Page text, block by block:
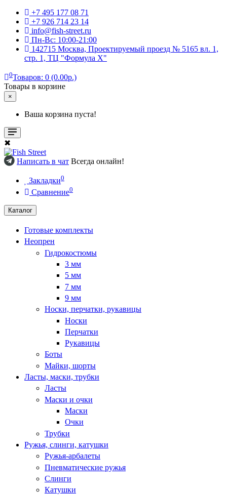
+7 495 177 08 71
+7 926 714 23 14
info@fish-street.ru
Пн-Вс: 10:00-21:00
142715 Москва, Проектируемый проезд № 5165 вл. 1,
стр. 1, ТЦ "Формула X"
0Товаров: 0 (0.00р.)
Товары в корзине
×
Ваша корзина пуста!
✖
Написать в чат Всегда онлайн!
Закладки0
Сравнение0
Каталог
Готовые комплекты
Неопрен
Гидрокостюмы
3 мм
5 мм
7 мм
9 мм
Носки, перчатки, рукавицы
Носки
Перчатки
Рукавицы
Боты
Майки, шорты
Ласты, маски, трубки
Ласты
Маски и очки
Маски
Очки
Трубки
Ружья, слинги, катушки
Ружья-арбалеты
Пневматические ружья
Слинги
Катушки